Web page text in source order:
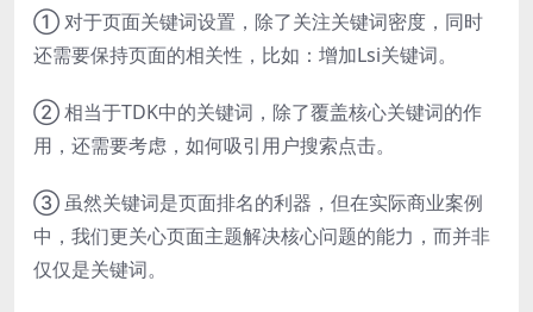
① 对于页面关键词设置，除了关注关键词密度，同时
还需要保持页面的相关性，比如：增加Lsi关键词。
② 相当于TDK中的关键词，除了覆盖核心关键词的作
用，还需要考虑，如何吸引用户搜索点击。
③ 虽然关键词是页面排名的利器，但在实际商业案例
中，我们更关心页面主题解决核心问题的能力，而并非
仅仅是关键词。